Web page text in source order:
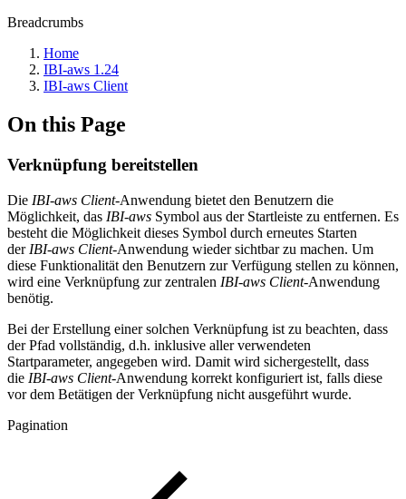
Breadcrumbs
Home
IBI-aws 1.24
IBI-aws Client
On this Page
Verknüpfung bereitstellen
Die IBI-aws Client-Anwendung bietet den Benutzern die
Möglichkeit, das IBI-aws Symbol aus der Startleiste zu entfernen. Es
besteht die Möglichkeit dieses Symbol durch erneutes Starten
der IBI-aws Client-Anwendung wieder sichtbar zu machen. Um
diese Funktionalität den Benutzern zur Verfügung stellen zu können,
wird eine Verknüpfung zur zentralen IBI-aws Client-Anwendung
benötig.
Bei der Erstellung einer solchen Verknüpfung ist zu beachten, dass
der Pfad vollständig, d.h. inklusive aller verwendeten
Startparameter, angegeben wird. Damit wird sichergestellt, dass
die IBI-aws Client-Anwendung korrekt konfiguriert ist, falls diese
vor dem Betätigen der Verknüpfung nicht ausgeführt wurde.
Pagination